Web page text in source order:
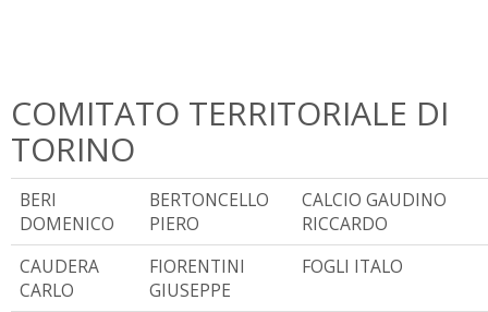
COMITATO TERRITORIALE DI
TORINO
BERI
DOMENICO
BERTONCELLO
PIERO
CALCIO GAUDINO
RICCARDO
CAUDERA
CARLO
FIORENTINI
GIUSEPPE
FOGLI ITALO